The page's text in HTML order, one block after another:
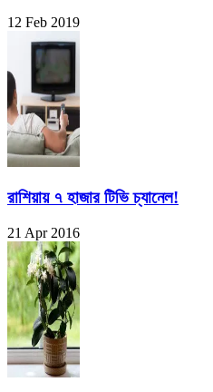
12 Feb 2019
রাশিয়ায় ৭ হাজার টিভি চ্যানেল!
21 Apr 2016